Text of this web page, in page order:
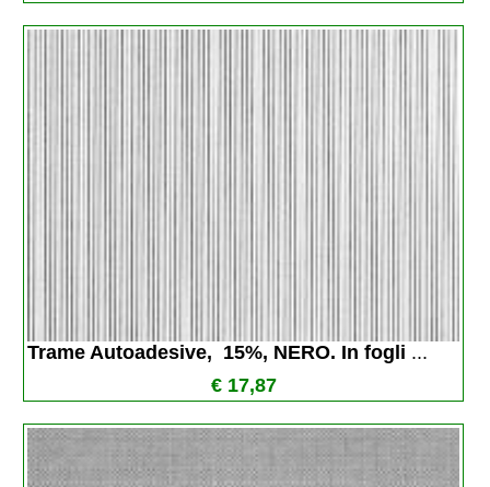
Trame Autoadesive,  15%, NERO. In fogli ...
€ 17,87